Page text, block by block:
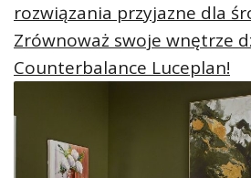
rozwiązania przyjazne dla
Zrównoważ swoje wnętrze
Counterbalance Luceplan!